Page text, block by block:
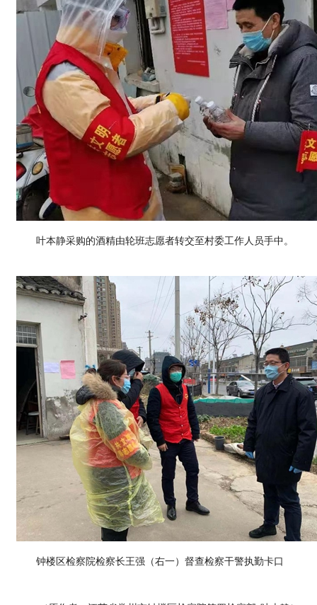
叶本静采购的酒精由轮班志愿者转交至村委工作人员手中。
钟楼区检察院检察长王强（右一）督查检察干警执勤卡口